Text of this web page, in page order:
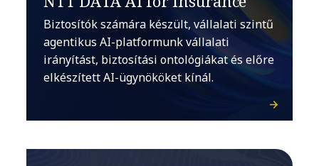
Biztosítók számára készült, vállalati szintű
agentikus AI-platformunk vállalati
irányítást, biztosítási ontológiákat és előre
elkészített AI-ügynököket kínál.